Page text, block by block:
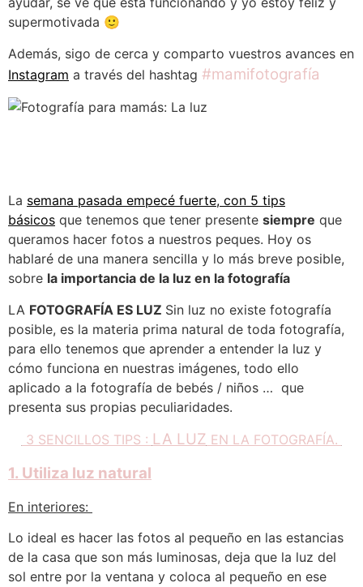
supermotivada 🙂
Además, sigo de cerca y comparto vuestros avances en
Instagram a través del hashtag #mamifotografía
La semana pasada empecé fuerte, con 5 tips
básicos que tenemos que tener presente siempre que
queramos hacer fotos a nuestros peques. Hoy os
hablaré de una manera sencilla y lo más breve posible,
sobre la importancia de la luz en la fotografía
LA FOTOGRAFÍA ES LUZ Sin luz no existe fotografía
posible, es la materia prima natural de toda fotografía,
para ello tenemos que aprender a entender la luz y
cómo funciona en nuestras imágenes, todo ello
aplicado a la fotografía de bebés / niños … que
presenta sus propias peculiaridades.
3 SENCILLOS TIPS : LA LUZ EN LA FOTOGRAFÍA.
1. Utiliza luz natural
En interiores:
Lo ideal es hacer las fotos al pequeño en las estancias
de la casa que son más luminosas, deja que la luz del
sol entre por la ventana y coloca al pequeño en ese